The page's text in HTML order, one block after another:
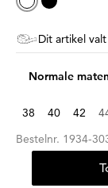
Dit artikel
Normale maten
38 40 42
Bestelnr. 1934-